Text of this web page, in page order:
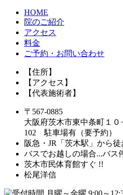
HOME
院のご紹介
アクセス
料金
ご予約・お問い合わせ
【住所】
【アクセス】
【代表施術者】
〒567-0885
大阪府茨木市東中条町１
102 駐車場有（要予約）
阪急・JR「茨木駅」から徒
バスでお越しの場合...バス
茨木市民体育館すぐ !!
松尾洋信